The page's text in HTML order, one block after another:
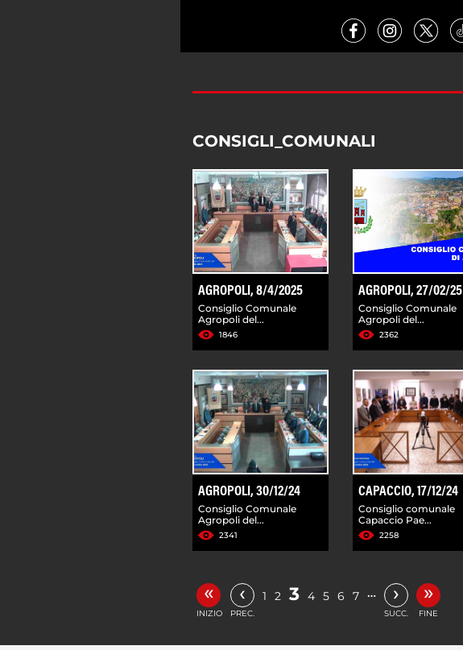
CONSIGLI_COMUNALI
AGROPOLI, 8/4/2025
Consiglio Comunale
Agropoli del...
1846
AGROPOLI, 27/02/25
Consiglio Comunale
Agropoli del...
2362
AGROPOLI, 30/12/24
Consiglio Comunale
Agropoli del...
2341
CAPACCIO, 17/12/24
Consiglio comunale
Capaccio Pae...
2258
«
INIZIO
‹
PREC.
1 2 3 4 5 6 7 … ›
SUCC.
»
FINE